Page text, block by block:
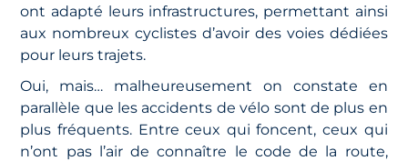
ont adapté leurs infrastructures, permettant ainsi
aux nombreux cyclistes d’avoir des voies dédiées
pour leurs trajets.
Oui, mais… malheureusement on constate en
parallèle que les accidents de vélo sont de plus en
plus fréquents. Entre ceux qui foncent, ceux qui
n’ont pas l’air de connaître le code de la route,